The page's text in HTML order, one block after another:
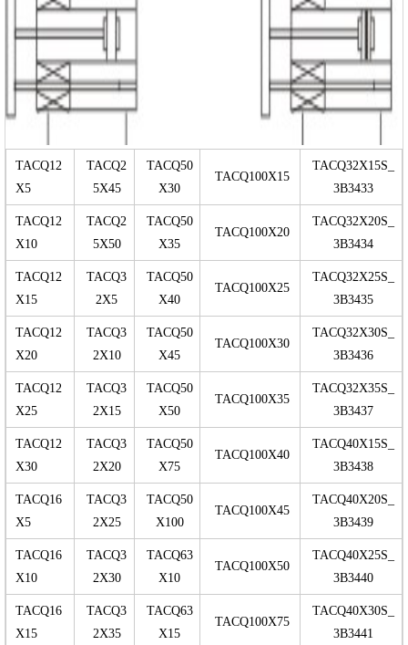
TACQ12
X5
TACQ2
5X45
TACQ50
X30
TACQ100X15
TACQ32X15S_
3B3433
TACQ12
X10
TACQ2
5X50
TACQ50
X35
TACQ100X20
TACQ32X20S_
3B3434
TACQ12
X15
TACQ3
2X5
TACQ50
X40
TACQ100X25
TACQ32X25S_
3B3435
TACQ12
X20
TACQ3
2X10
TACQ50
X45
TACQ100X30
TACQ32X30S_
3B3436
TACQ12
X25
TACQ3
2X15
TACQ50
X50
TACQ100X35
TACQ32X35S_
3B3437
TACQ12
X30
TACQ3
2X20
TACQ50
X75
TACQ100X40
TACQ40X15S_
3B3438
TACQ16
X5
TACQ3
2X25
TACQ50
X100
TACQ100X45
TACQ40X20S_
3B3439
TACQ16
X10
TACQ3
2X30
TACQ63
X10
TACQ100X50
TACQ40X25S_
3B3440
TACQ16
X15
TACQ3
2X35
TACQ63
X15
TACQ100X75
TACQ40X30S_
3B3441